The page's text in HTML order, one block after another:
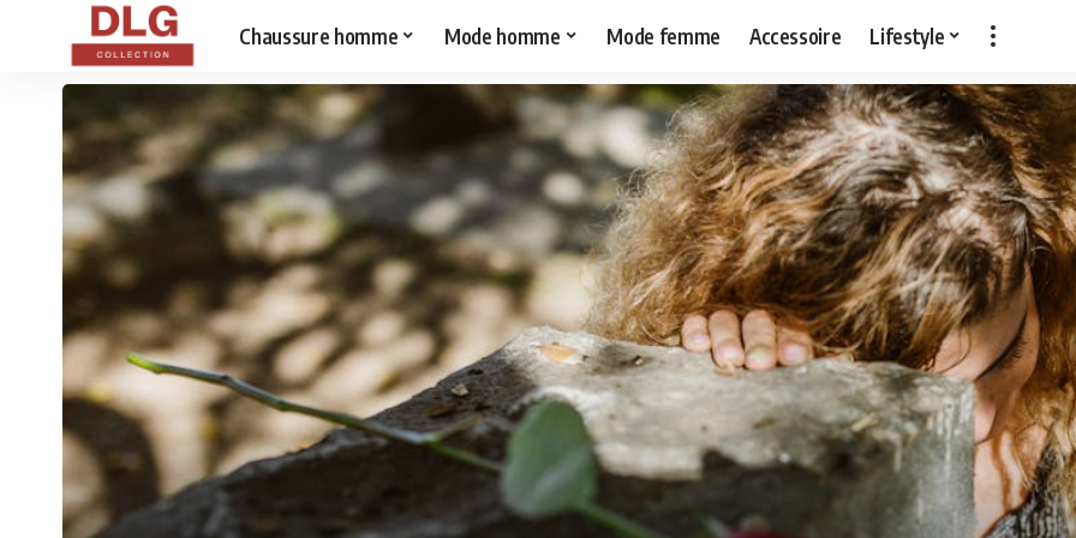
Chaussure homme Mode homme Mode femme Accessoire Lifestyle